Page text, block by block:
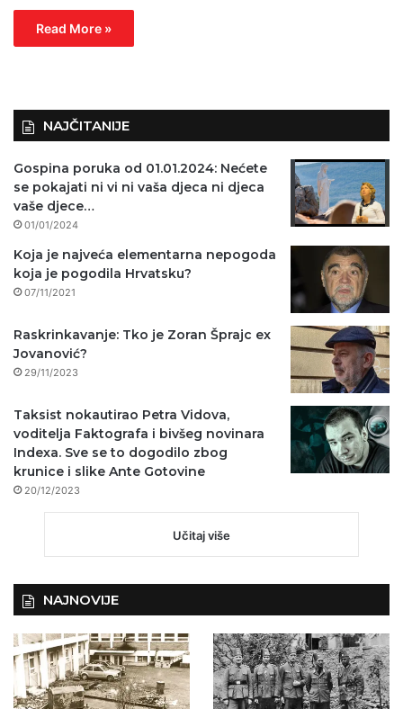
Read More »
NAJČITANIJE
Gospina poruka od 01.01.2024: Nećete
se pokajati ni vi ni vaša djeca ni djeca
vaše djece…
01/01/2024
Koja je najveća elementarna nepogoda
koja je pogodila Hrvatsku?
07/11/2021
Raskrinkavanje: Tko je Zoran Šprajc ex
Jovanović?
29/11/2023
Taksist nokautirao Petra Vidova,
voditelja Faktografa i bivšeg novinara
Indexa. Sve se to dogodilo zbog
krunice i slike Ante Gotovine
20/12/2023
Učitaj više
NAJNOVIJE